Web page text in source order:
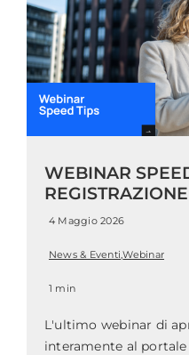
WEBINAR
REGISTRAZIONE
4 Maggio 2026
News & Eventi ,Webinar
1 min
L'ultimo webinar di
interamente al portale